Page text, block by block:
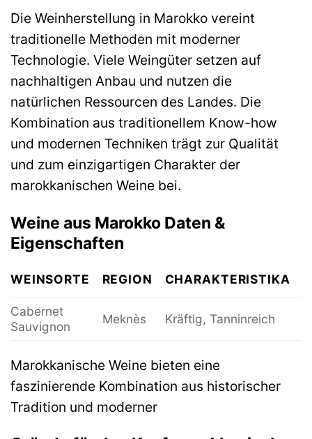
Die Weinherstellung in Marokko vereint
traditionelle Methoden mit moderner
Technologie. Viele Weingüter setzen auf
nachhaltigen Anbau und nutzen die
natürlichen Ressourcen des Landes. Die
Kombination aus traditionellem Know-how
und modernen Techniken trägt zur Qualität
und zum einzigartigen Charakter der
marokkanischen Weine bei.
Weine aus Marokko Daten &
Eigenschaften
WEINSORTE REGION CHARAKTERISTIKA
Cabernet
Sauvignon
Meknès Kräftig, Tanninreich
Marokkanische Weine bieten eine
faszinierende Kombination aus historischer
Tradition und moderner